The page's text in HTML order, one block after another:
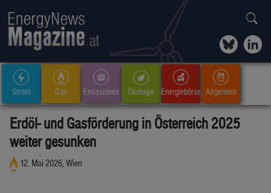
Strom Gas Emissionen Ökologie Energiebörse Allgemein
Erdöl- und Gasförderung in Österreich 2025
weiter gesunken
12. Mai 2026, Wien